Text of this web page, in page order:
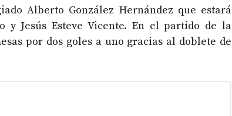
Alberto González Hernández que estará
Jesús Esteve Vicente. En el partido de la
por dos goles a uno gracias al doblete de